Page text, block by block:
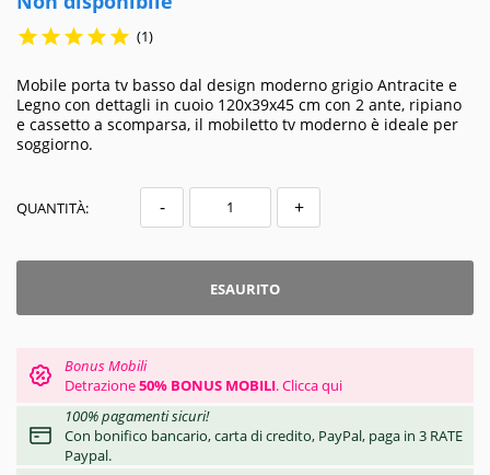
 (1)
Mobile porta tv basso dal design moderno grigio Antracite e
Legno con dettagli in cuoio 120x39x45 cm con 2 ante, ripiano
e cassetto a scomparsa, il mobiletto tv moderno è ideale per
soggiorno.
QUANTITÀ: - +
ESAURITO
Bonus Mobili
Detrazione50% BONUS MOBILI.Clicca qui
100% pagamenti sicuri!
Con bonifico bancario, carta di credito, PayPal, paga in 3 RATE
Paypal.